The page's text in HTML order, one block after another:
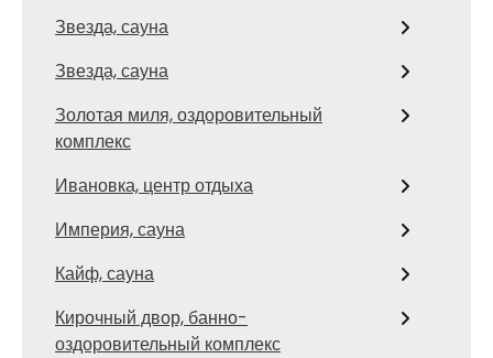
Звезда, сауна
Звезда, сауна
Золотая миля, оздоровительный
комплекс
Ивановка, центр отдыха
Империя, сауна
Кайф, сауна
Кирочный двор, банно-
оздоровительный комплекс